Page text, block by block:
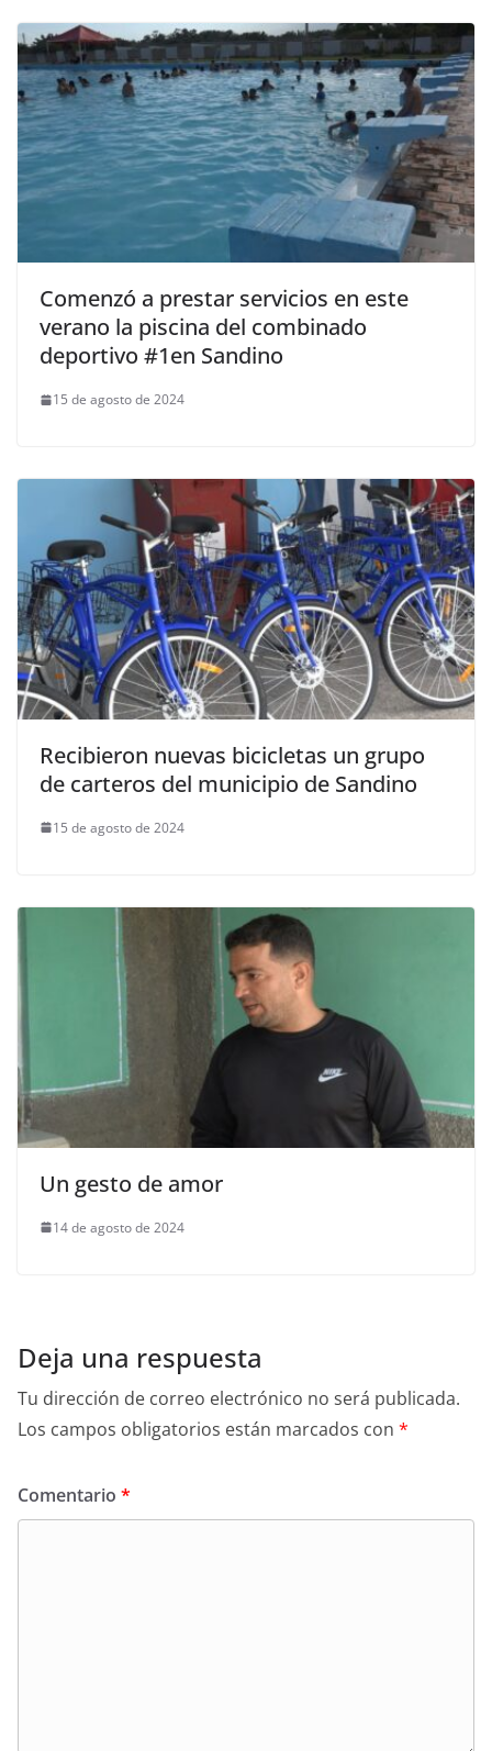
Comenzó a prestar servicios en este
verano la piscina del combinado
deportivo #1en Sandino
15 de agosto de 2024
Recibieron nuevas bicicletas un grupo
de carteros del municipio de Sandino
15 de agosto de 2024
Un gesto de amor
14 de agosto de 2024
Deja una respuesta
Tu dirección de correo electrónico no será publicada.
Los campos obligatorios están marcados con *
Comentario *